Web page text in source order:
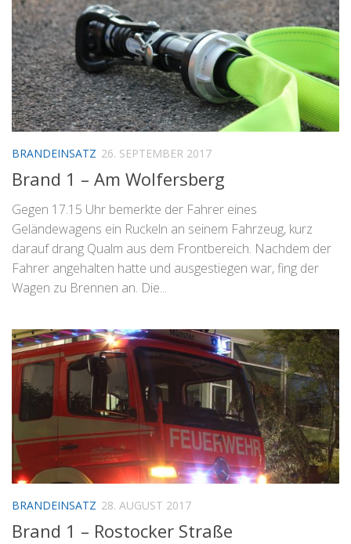
BRANDEINSATZ 26. SEPTEMBER 2017
Brand 1 – Am Wolfersberg
Gegen 17.15 Uhr bemerkte der Fahrer eines
Geländewagens ein Ruckeln an seinem Fahrzeug, kurz
darauf drang Qualm aus dem Frontbereich. Nachdem der
Fahrer angehalten hatte und ausgestiegen war, fing der
Wagen zu Brennen an. Die...
BRANDEINSATZ 28. AUGUST 2017
Brand 1 – Rostocker Straße